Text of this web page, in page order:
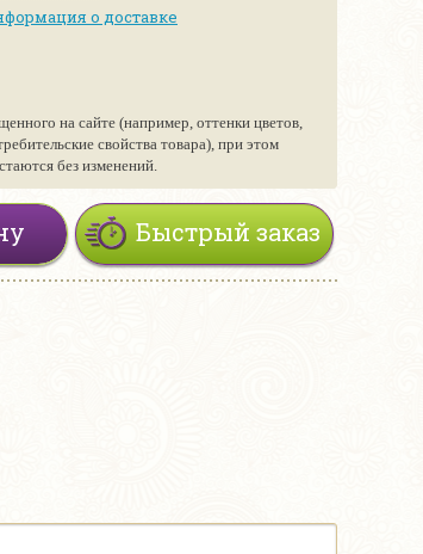
о доставке
на сайте (например, оттенки цветов,
свойства товара), при этом
без изменений.
Быстрый заказ